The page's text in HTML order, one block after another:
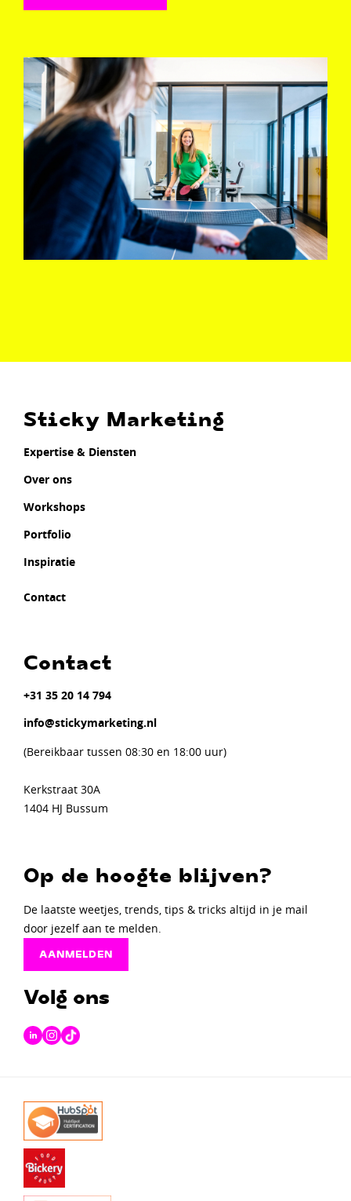
Sticky Marketing
Expertise & Diensten
Over ons
Workshops
Portfolio
Inspiratie
Contact
Contact
+31 35 20 14 794
info@stickymarketing.nl
(Bereikbaar tussen 08:30 en 18:00 uur)
Kerkstraat 30A
1404 HJ Bussum
Op de hoogte blijven?
De laatste weetjes, trends, tips & tricks altijd in je mail
door jezelf aan te melden.
AANMELDEN
Volg ons